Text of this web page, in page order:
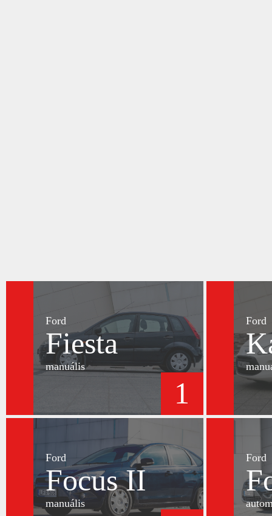
Ford
Fiesta
manuális
1
Ford
Ford
Focus II
manuális
Ford